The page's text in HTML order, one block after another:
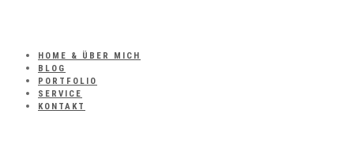
HOME & ÜBER MICH
BLOG
PORTFOLIO
SERVICE
KONTAKT